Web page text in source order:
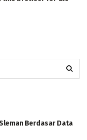
Berdasar Data